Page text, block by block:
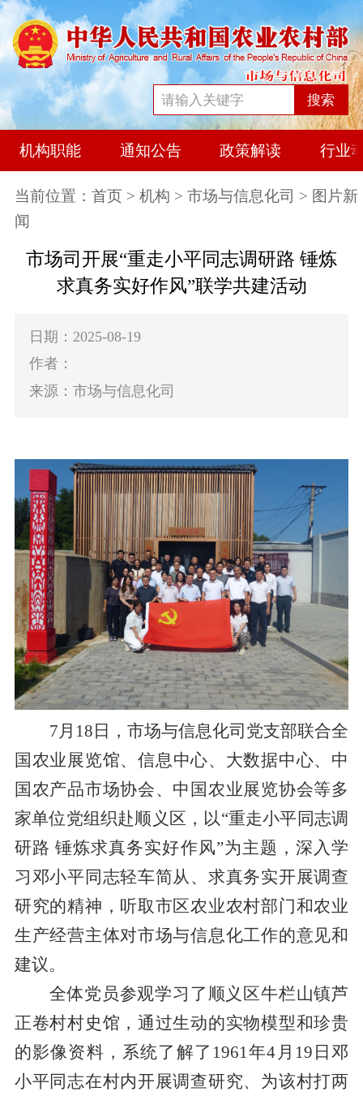
搜索
机构职能 通知公告 政策解读 行业
当前位置： 首页 > 机构 > 市场与信息化司 > 图片新
闻
市场司开展“重走小平同志调研路 锤炼
求真务实好作风”联学共建活动
日期：2025-08-19
作者：
来源：市场与信息化司
7月 18 日， 市场与信息化司 党支部联合全
国农业展览馆、信息中心、大数据中心、中
国农产品市场协会、中国农业展览协会等多
家单位党组织赴顺义区，以“重走小平同志调
研路 锤炼求真务实好作风”为主题，深入学
习邓小平同志轻车简从、求真务实开展调查
研究的精神，听取市区农业农村部门和农业
生产经营主体对市场与信息化工作的意见和
建议。
全体党员参观学习了顺义区牛栏山镇芦
正卷村村史馆，通过生动的实物模型和珍贵
的影像资料，系统了解了 1961年4 月 19 日邓
小平同志在村内开展调查研究、为该村打两